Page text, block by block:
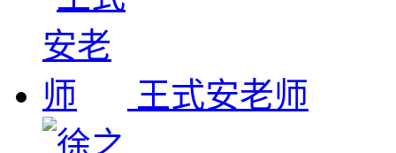
王式安老师